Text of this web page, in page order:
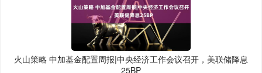
火山策略 中加基金配置周报|中央经济工作会议召开，美联储降息
25BP